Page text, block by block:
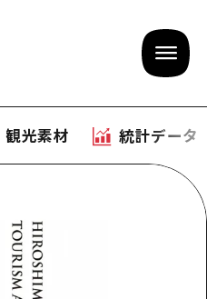
観光素材 統計データ
ログラム
ルコース
け観光素材